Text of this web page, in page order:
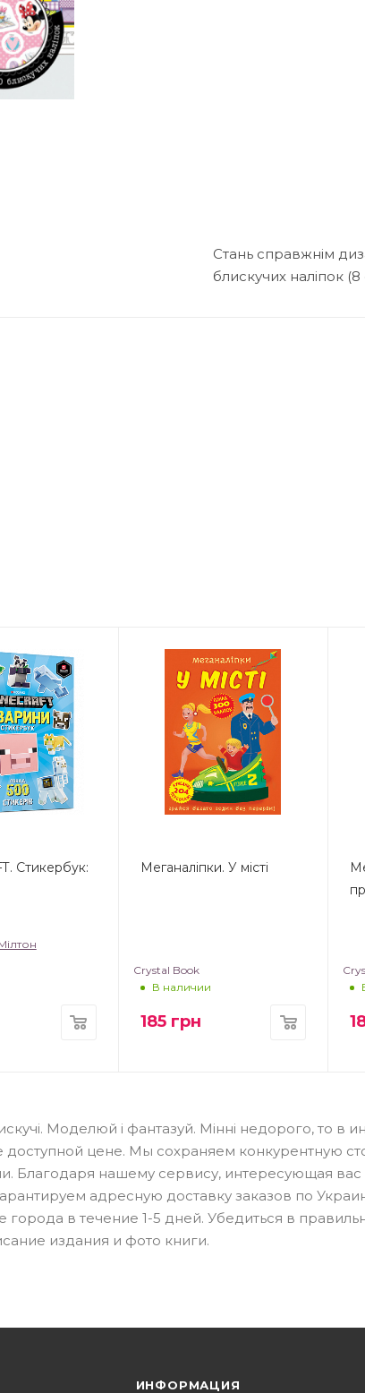
Стань справжнім
блискучих наліпок
Стикербук:
Меганаліпки. У місті
Crystal Book
В наличии
185грн
Моделюй і фантазуй. Мінні недорого, то в
цене. Мы сохраняем конкурентную
Благодаря нашему сервису, интересующая вас
адресную доставку заказов по
в течение 1-5 дней. Убедиться в
издания и фото книги.
ИНФОРМАЦИЯ